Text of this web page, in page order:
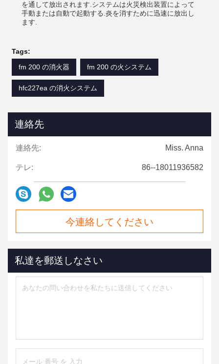
を通して放出されます.システムは火災検出装置によって
手動または自動で起動する.炎を消すために迅速に放出し
ます.
Tags:
fm 200 の消火器
fm 200 の火システム
hfc227ea の消火システム
連絡先
連絡先: Miss. Anna
テレ: 86--18011936582
今連絡してください
私達を郵送しなさい